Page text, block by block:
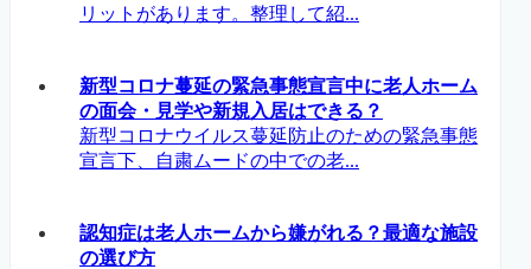
リットがあります。整理して紹...
新型コロナ蔓延の緊急事態宣言中に老人ホーム
の面会・見学や新規入居はできる？
新型コロナウイルス蔓延防止のための緊急事態
宣言下、自粛ムードの中での老...
認知症は老人ホームから嫌がれる？最適な施設
の選び方